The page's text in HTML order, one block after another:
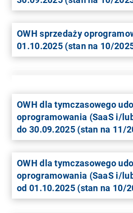
OWH sprzedaży
01.10.2025 (stan na 10/
OWH dla tymczasowego
oprogramowania (SaaS i/
do 30.09.2025 (stan na 11/
OWH dla tymczasowego
oprogramowania (SaaS i/
od 01.10.2025 (stan na 10/